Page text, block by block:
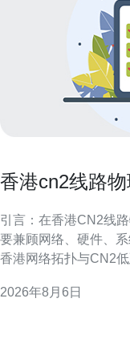
香港cn2线路
引言：在香港CN2线
要兼顾网络、硬件、
香港网络拓扑与CN2
低延迟并增强稳定性
2026年8月6日